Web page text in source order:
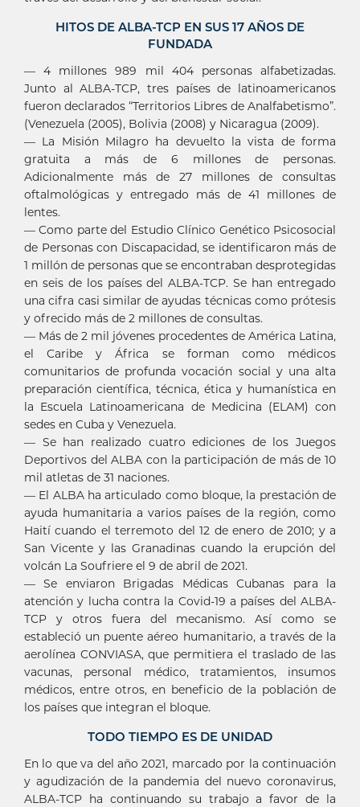
HITOS DE ALBA-TCP EN SUS 17 AÑOS DE
FUNDADA
— 4 millones 989 mil 404 personas alfabetizadas.
Junto al ALBA-TCP, tres países de latinoamericanos
fueron declarados “Territorios Libres de Analfabetismo”.
(Venezuela (2005), Bolivia (2008) y Nicaragua (2009).
— La Misión Milagro ha devuelto la vista de forma
gratuita a más de 6 millones de personas.
Adicionalmente más de 27 millones de consultas
oftalmológicas y entregado más de 41 millones de
lentes.
— Como parte del Estudio Clínico Genético Psicosocial
de Personas con Discapacidad, se identificaron más de
1 millón de personas que se encontraban desprotegidas
en seis de los países del ALBA-TCP. Se han entregado
una cifra casi similar de ayudas técnicas como prótesis
y ofrecido más de 2 millones de consultas.
— Más de 2 mil jóvenes procedentes de América Latina,
el Caribe y África se forman como médicos
comunitarios de profunda vocación social y una alta
preparación científica, técnica, ética y humanística en
la Escuela Latinoamericana de Medicina (ELAM) con
sedes en Cuba y Venezuela.
— Se han realizado cuatro ediciones de los Juegos
Deportivos del ALBA con la participación de más de 10
mil atletas de 31 naciones.
— El ALBA ha articulado como bloque, la prestación de
ayuda humanitaria a varios países de la región, como
Haití cuando el terremoto del 12 de enero de 2010; y a
San Vicente y las Granadinas cuando la erupción del
volcán La Soufriere el 9 de abril de 2021.
— Se enviaron Brigadas Médicas Cubanas para la
atención y lucha contra la Covid-19 a países del ALBA-
TCP y otros fuera del mecanismo. Así como se
estableció un puente aéreo humanitario, a través de la
aerolínea CONVIASA, que permitiera el traslado de las
vacunas, personal médico, tratamientos, insumos
médicos, entre otros, en beneficio de la población de
los países que integran el bloque.
TODO TIEMPO ES DE UNIDAD
En lo que va del año 2021, marcado por la continuación
y agudización de la pandemia del nuevo coronavirus,
ALBA-TCP ha continuando su trabajo a favor de la